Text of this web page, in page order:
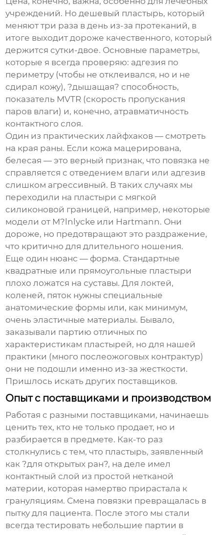
учреждений. Но дешевый пластырь, который
меняют три раза в день из-за протеканий, в
итоге выходит дороже качественного, который
держится сутки-двое. Основные параметры,
которые я всегда проверяю: адгезия по
периметру (чтобы не отклеивался, но и не
сдирал кожу), ?дышащая? способность,
показатель MVTR (скорость пропускания
паров влаги) и, конечно, атравматичность
контактного слоя.
Один из практических лайфхаков — смотреть
на края раны. Если кожа мацерирована,
белесая — это верный признак, что повязка не
справляется с отведением влаги или адгезив
слишком агрессивный. В таких случаях мы
переходили на пластыри с мягкой
силиконовой границей, например, некоторые
модели от M?lnlycke или Hartmann. Они
дороже, но предотвращают это раздражение,
что критично для длительного ношения.
Еще один нюанс — форма. Стандартные
квадратные или прямоугольные пластыри
плохо ложатся на суставы. Для локтей,
коленей, пяток нужны специальные
анатомические формы или, как минимум,
очень эластичные материалы. Бывало,
заказывали партию отличных по
характеристикам пластырей, но для нашей
практики (много послеожоговых контрактур)
они не подошли именно из-за жесткости.
Пришлось искать других поставщиков.
Опыт с поставщиками и производством
Работая с разными поставщиками, начинаешь
ценить тех, кто не только продает, но и
разбирается в предмете. Как-то раз
столкнулись с тем, что пластырь, заявленный
как ?для открытых ран?, на деле имел
контактный слой из простой нетканой
материи, которая намертво прирастала к
грануляциям. Смена повязки превращалась в
пытку для пациента. После этого мы стали
всегда тестировать небольшие партии в